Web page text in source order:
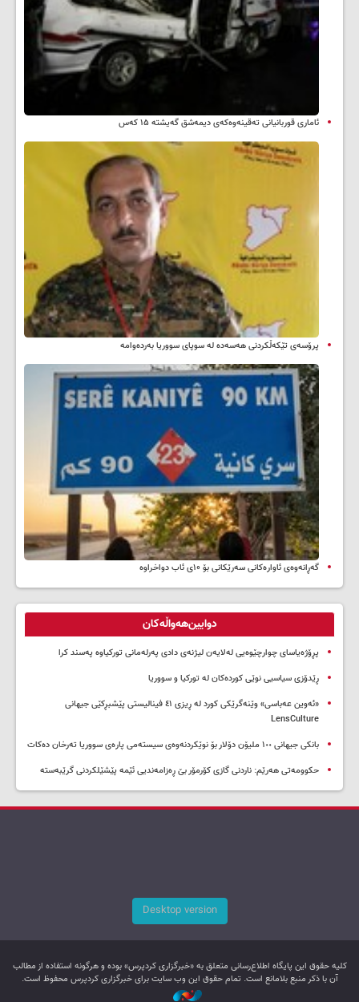
ئاماری قوربانیانی تەقینەوەکەی دیمەشق گەیشتە ۱۵ کەس
پرۆسەی تێکەڵکردنی هەسەدە لە سوپای سووریا بەردەوامە
گەڕانەوەی ئاوارەکانی سەرێکانی بۆ ۱۰ی ئاب دواخراوە
دوایین‌هەواڵەکان
پڕۆژەیاسای چوارچێوەیی لەلایەن لیژنەی دادی پەرلەمانی تورکیاوە پەسند کرا
ڕێدۆزی سیاسیی نوێی کوردەکان لە تورکیا و سووریا
«ئەوین عەباسی» وێنەگرێکی کورد لە ڕیزی ٤١ فینالیستی پێشبڕکێی جیهانی
LensCulture
بانکی جیهانی ١٠٠ ملیۆن دۆلار بۆ نوێکردنەوەی سیستەمی پارەی سووریا تەرخان دەکات
حکوومەتی هەرێم: ناردنی گازی کۆرمۆر بێ ڕەزامەندیی ئێمە پێشێلکردنی گرێبەستە
Desktop version
کليه حقوق اين پایگاه اطلاع‌رسانی متعلق به «خبرگزاری کردپرس» بوده و هرگونه استفاده از مطالب
آن با ذکر منبع بلامانع است. تمام حقوق این وب سایت برای خبرگزاری کردپرس محفوظ است.